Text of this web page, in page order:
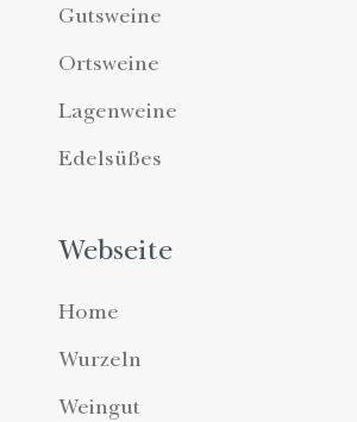
Gutsweine
Ortsweine
Lagenweine
Edelsüßes
Webseite
Home
Wurzeln
Weingut